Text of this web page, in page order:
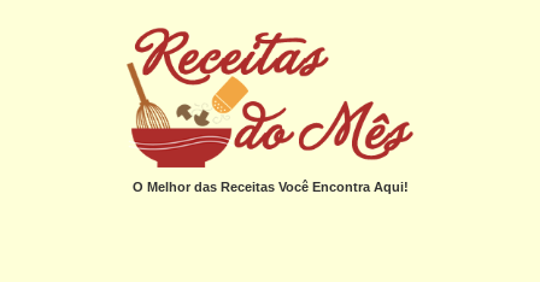
O Melhor das Receitas Você Encontra Aqui!